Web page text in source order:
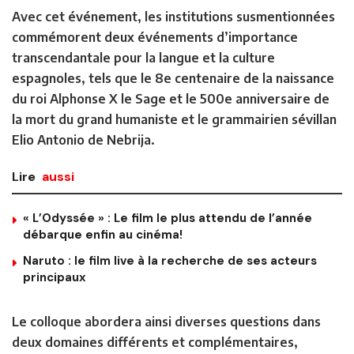
Avec cet événement, les institutions susmentionnées
commémorent deux événements d’importance
transcendantale pour la langue et la culture
espagnoles, tels que le 8e centenaire de la naissance
du roi Alphonse X le Sage et le 500e anniversaire de
la mort du grand humaniste et le grammairien sévillan
Elio Antonio de Nebrija.
Lire aussi
« L’Odyssée » : Le film le plus attendu de l’année
débarque enfin au cinéma!
Naruto : le film live à la recherche de ses acteurs
principaux
Le colloque abordera ainsi diverses questions dans
deux domaines différents et complémentaires,